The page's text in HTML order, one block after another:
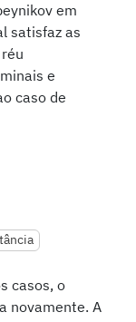
em
satisfaz as
e
caso de
casos, o
novamente. A